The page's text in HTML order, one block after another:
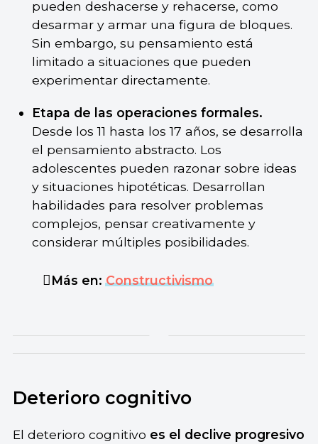
pueden deshacerse y rehacerse, como
desarmar y armar una figura de bloques.
Sin embargo, su pensamiento está
limitado a situaciones que pueden
experimentar directamente.
Etapa de las operaciones formales.
Desde los 11 hasta los 17 años, se desarrolla
el pensamiento abstracto. Los
adolescentes pueden razonar sobre ideas
y situaciones hipotéticas. Desarrollan
habilidades para resolver problemas
complejos, pensar creativamente y
considerar múltiples posibilidades.
Más en:Constructivismo
Deterioro cognitivo
El deterioro cognitivo es el declive progresivo